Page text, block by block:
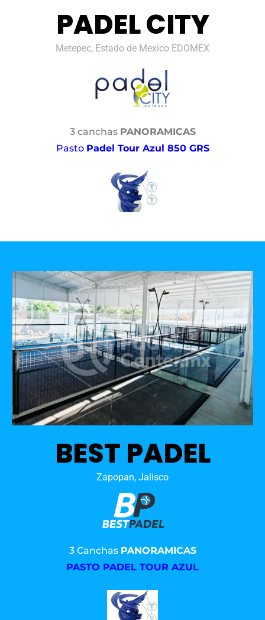
PADEL CITY
Metepec, Estado de Mexico EDOMEX
3 canchas PANORAMICAS
Pasto Padel Tour Azul 850 GRS
BEST PADEL
Zapopan, Jalisco
3 Canchas PANORAMICAS
PASTO PADEL TOUR AZUL